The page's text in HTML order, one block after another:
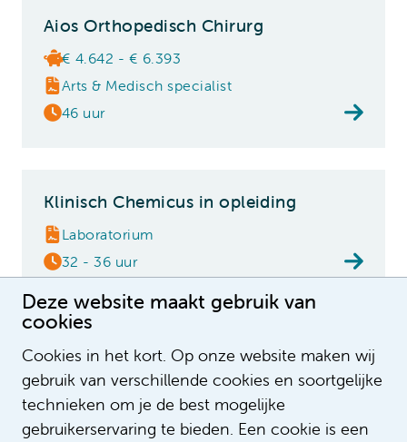
Deze website maakt gebruik van
cookies
Cookies in het kort. Op onze website maken wij
gebruik van verschillende cookies en soortgelijke
technieken om je de best mogelijke
gebruikerservaring te bieden. Een cookie is een
Aios Orthopedisch Chirurg
€ 4.642 - € 6.393
Arts & Medisch specialist
46 uur
Klinisch Chemicus in opleiding
Laboratorium
32 - 36 uur
Fellow pijn- en palliatieve
geneeskunde
€ 7.727 - € 9.136
Arts & Medisch specialist